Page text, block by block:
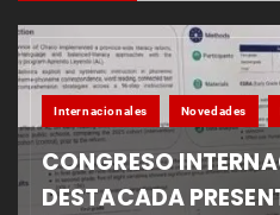
Internacionales Novedades
CONGRESO
DESTACADA